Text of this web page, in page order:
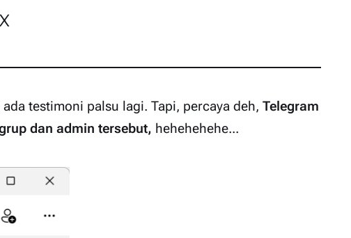
testimoni palsu lagi. Tapi, percaya deh, Telegram
dan admin tersebut, hehehehehe...